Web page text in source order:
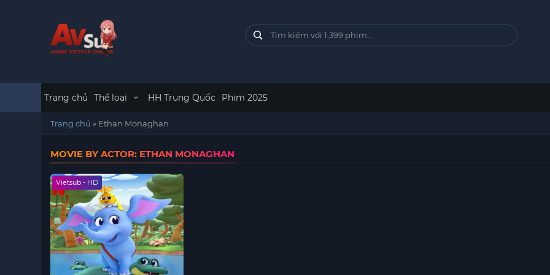
Trang chủ Thể loại HH Trung Quốc Phim 2025
Trang chủ » Ethan Monaghan
MOVIE BY ACTOR: ETHAN MONAGHAN
Vietsub - HD